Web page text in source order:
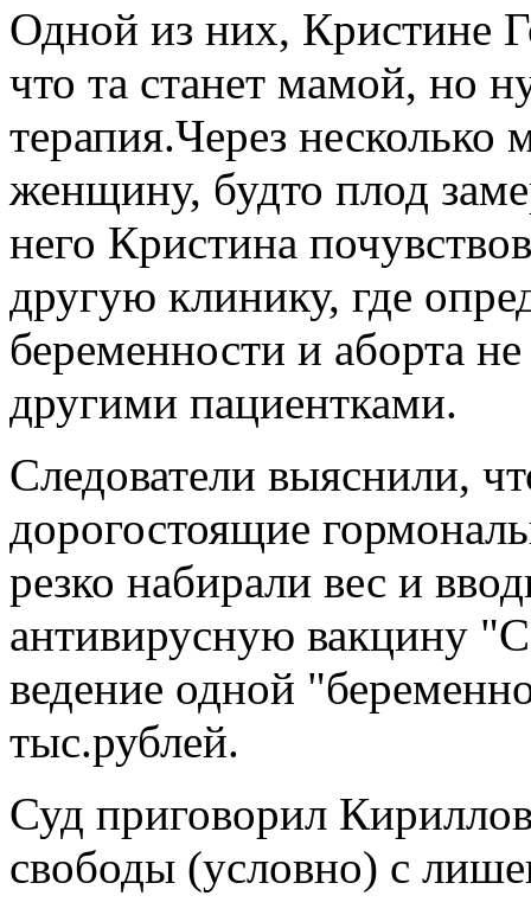
Одной из них, Кристине
что та станет мамой, но
терапия.Через несколько
женщину, будто плод
него Кристина
другую клинику, где
беременности и аборта
другими пациентками.
Следователи выяснили,
дорогостоящие
резко набирали вес и
антивирусную вакцину
ведение одной
тыс.рублей.
Суд приговорил
свободы (условно) с